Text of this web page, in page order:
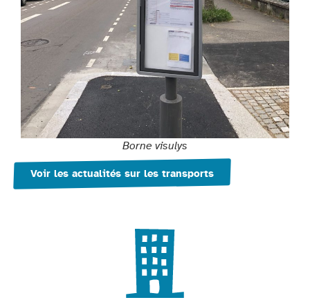
Borne visulys
Voir les actualités sur les transports